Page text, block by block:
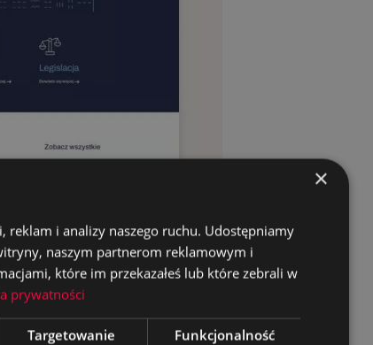
×
i analizy naszego ruchu. Udostępniamy
naszym partnerom reklamowym i
które im przekazałeś lub które zebrali w
prywatności
Targetowanie Funkcjonalność